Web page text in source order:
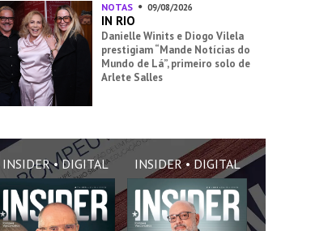
NOTAS 09/08/2026
IN RIO
Danielle Winits e Diogo Vilela
prestigiam “Mande Notícias do
Mundo de Lá”, primeiro solo de
Arlete Salles
INSIDER • DIGITAL INSIDER • DIGITAL